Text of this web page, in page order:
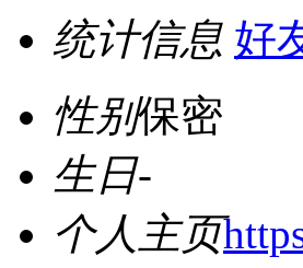
统计信息 好
性别保密
生日-
个人主页